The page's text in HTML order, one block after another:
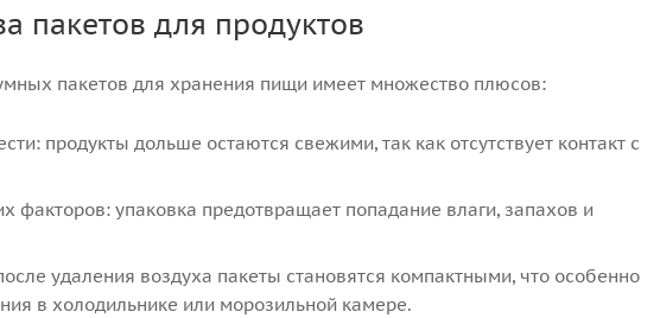
пакетов для продуктов
пакетов для хранения пищи имеет множество плюсов:
продукты дольше остаются свежими, так как отсутствует контакт с
факторов: упаковка предотвращает попадание влаги, запахов и
удаления воздуха пакеты становятся компактными, что особенно
в холодильнике или морозильной камере.